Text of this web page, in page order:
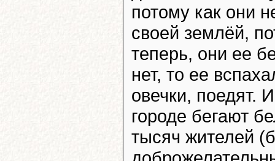
потому как они
своей землёй,
теперь, они ее
нет, то ее
овечки, поедят.
городе бегают
тысяч жителей